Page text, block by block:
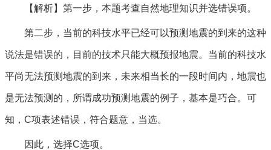
【解析】第一步，本题考查自然地理知识并选错误项。
第二步，当前的科技水平已经可以预测地震的到来的这种
说法是错误的，目前的技术只能大概预报地震。当前的科技水
平尚无法预测地震的到来，未来相当长的一段时间内，地震也
是无法预测的，所谓成功预测地震的例子，基本是巧合。可
知，C项表述错误，符合题意，当选。
因此，选择C选项。